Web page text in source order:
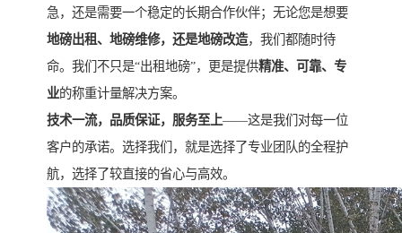
急，还是需要一个稳定的长期合作伙伴；无论您是想要
地磅出租、地磅维修，还是地磅改造，我们都随时待
命。我们不只是“出租地磅”，更是提供精准、可靠、专
业的称重计量解决方案。
技术一流，品质保证，服务至上——这是我们对每一位
客户的承诺。选择我们，就是选择了专业团队的全程护
航，选择了较直接的省心与高效。